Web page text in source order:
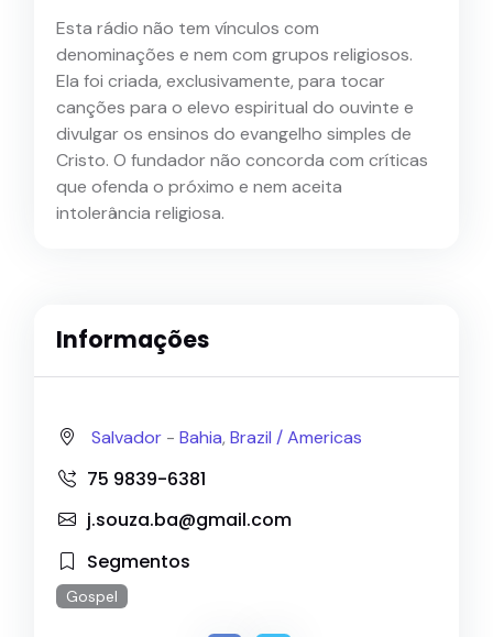
Esta rádio não tem vínculos com
denominações e nem com grupos religiosos.
Ela foi criada, exclusivamente, para tocar
canções para o elevo espiritual do ouvinte e
divulgar os ensinos do evangelho simples de
Cristo. O fundador não concorda com críticas
que ofenda o próximo e nem aceita
intolerância religiosa.
Informações
Salvador - Bahia, Brazil /Americas
75 9839-6381
j.souza.ba@gmail.com
Segmentos
Gospel